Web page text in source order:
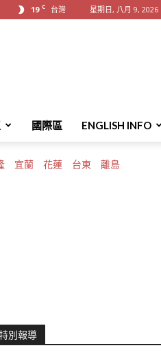
19 C 台灣 星期日, 八月 9, 2026
國際區 ENGLISH INFO
宜蘭 花蓮 台東 離島
別報導